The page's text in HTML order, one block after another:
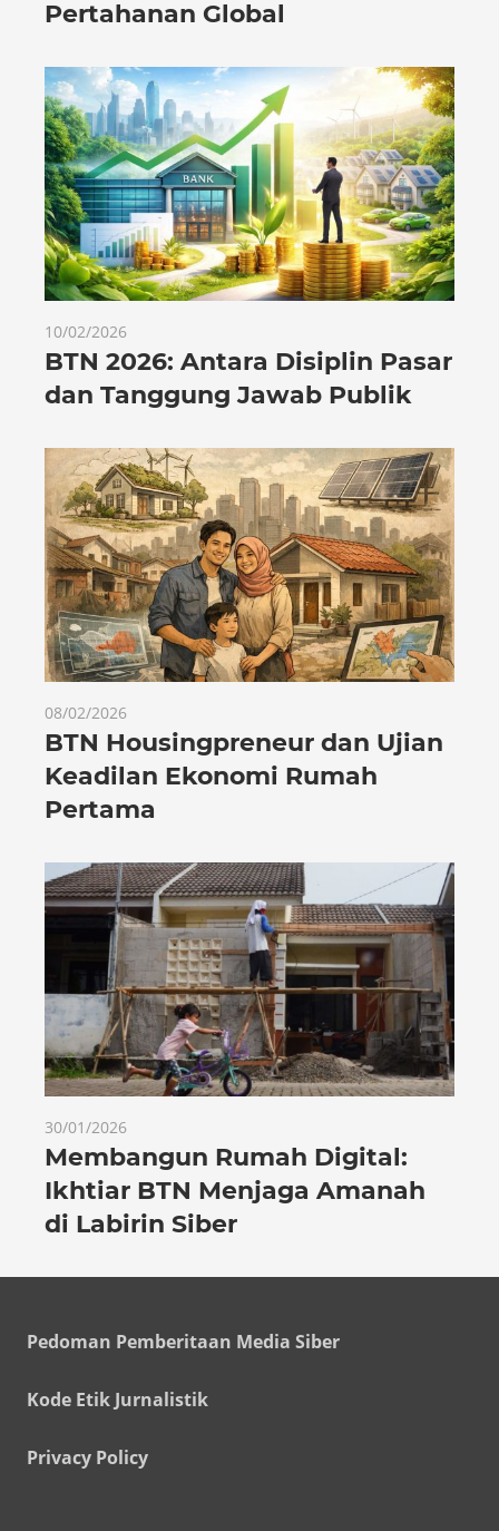
Pertahanan Global
10/02/2026
BTN 2026: Antara Disiplin Pasar
dan Tanggung Jawab Publik
08/02/2026
BTN Housingpreneur dan Ujian
Keadilan Ekonomi Rumah
Pertama
30/01/2026
Membangun Rumah Digital:
Ikhtiar BTN Menjaga Amanah
di Labirin Siber
Pedoman Pemberitaan Media Siber
Kode Etik Jurnalistik
Privacy Policy